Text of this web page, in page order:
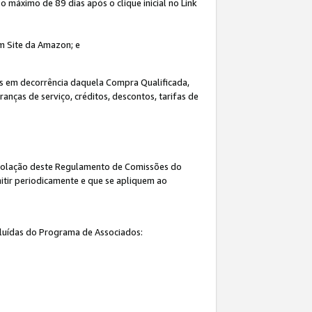
de 89 dias após o clique inicial no Link
Site da Amazon; e
decorrência daquela Compra Qualificada,
de serviço, créditos, descontos, tarifas de
deste Regulamento de Comissões do
periodicamente e que se apliquem ao
do Programa de Associados: